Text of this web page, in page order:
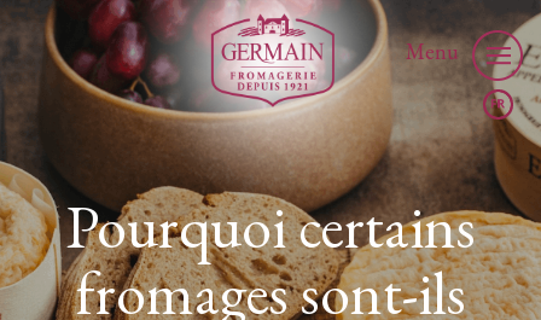
Menu
Pourquoi certains
fromages sont-ils